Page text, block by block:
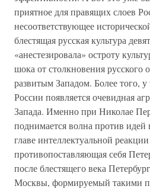
приятное для правящих слоев
несоответствующее
блестящая русская культура
«анестезировала» остроту
шока от столкновения русского
развитым Западом. Более того,
России появляется очевидная
Запада. Именно при Николае
поднимается волна против
главе интеллектуальной
противопоставляющая себя
после блестящего века
Москвы, формируемый такими